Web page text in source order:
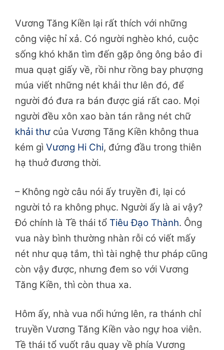
Vương Tăng Kiền lại rất thích với những
công việc hỉ xả. Có người nghèo khó, cuộc
sống khó khăn tìm đến gặp ông ông bảo đi
mua quạt giấy về, rồi như rồng bay phượng
múa viết những nét khải thư lên đó, để
người đó đưa ra bán được giá rất cao. Mọi
người đều xôn xao bàn tán rằng nét chữ
khải thư của Vương Tăng Kiền không thua
kém gì Vương Hi Chi, đứng đầu trong thiên
hạ thuở đương thời.
– Không ngờ câu nói ấy truyền đi, lại có
người tỏ ra không phục. Người ấy là ai vậy?
Đó chính là Tề thái tổ Tiêu Đạo Thành. Ông
vua này bình thường nhàn rỗi có viết mấy
nét như quạ tắm, thì tài nghệ thư pháp cũng
còn vậy được, nhưng đem so với Vương
Tăng Kiền, thì còn thua xa.
Hôm ấy, nhà vua nổi hứng lên, ra thánh chỉ
truyền Vương Tăng Kiền vào ngự hoa viên.
Tề thái tổ vuốt râu quay về phía Vương